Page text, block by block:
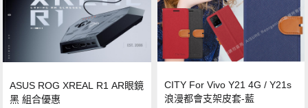
ASUS ROG XREAL R1 AR眼鏡
黑 組合優惠
CITY For Vivo Y21 4G / Y21s
浪漫都會支架皮套-藍